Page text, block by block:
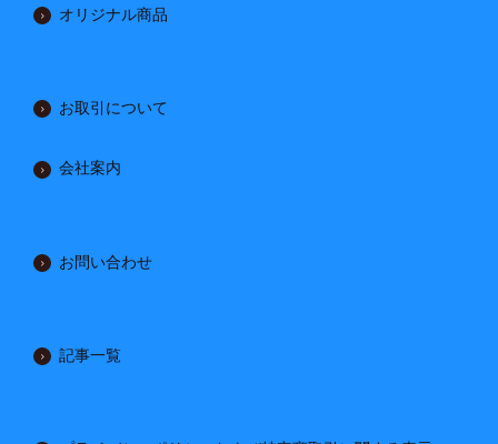
オリジナル商品
お取引について
会社案内
お問い合わせ
記事一覧